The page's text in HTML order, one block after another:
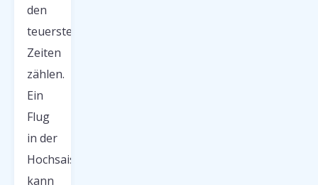
den
teuersten
Zeiten
zählen.
Ein
Flug
in der
Hochsaison
kann